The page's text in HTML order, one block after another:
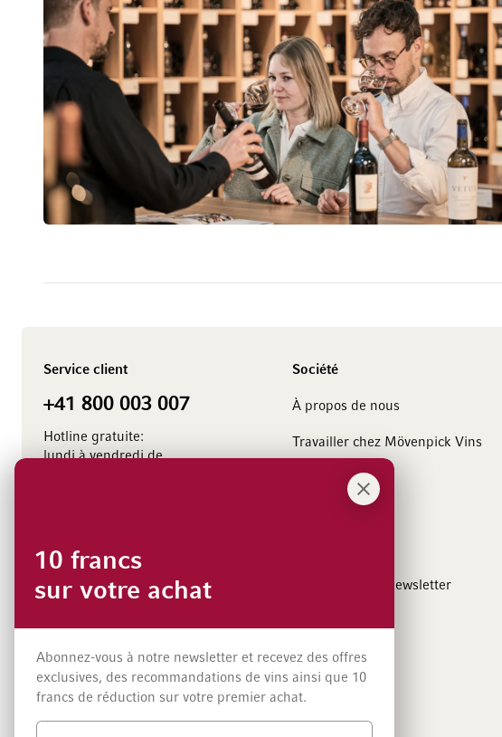
Service client
+41 800 003 007
Hotline gratuite:
lundi à vendredi de
Société
À propos de nous
Travailler chez Mövenpick Vins
Management
Inscription a la newsletter
10 francs
sur votre achat
Abonnez-vous à notre newsletter et recevez des offres
exclusives, des recommandations de vins ainsi que 10
francs de réduction sur votre premier achat.